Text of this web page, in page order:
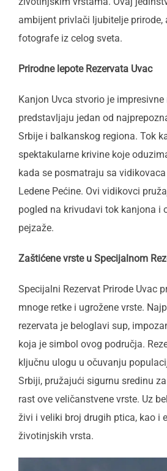
ambijent privlači ljubitelje prirode,
fotografe iz celog sveta.
Prirodne lepote Rezervata Uvac
Kanjon Uvca stvorio je impresivne
predstavljaju jedan od
Srbije i balkanskog regiona. Tok
spektakularne krivine koje
kada se posmatraju sa
Ledene Pećine. Ovi vidikovci
pogled na krivudavi tok kanjona i
pejzaže.
Zaštićene vrste u Specijalnom
Specijalni Rezervat Prirode Uvac
mnoge retke i ugrožene vrste.
rezervata je beloglavi sup,
koja je simbol ovog područja.
ključnu ulogu u očuvanju
Srbiji, pružajući sigurnu sredinu
rast ove veličanstvene vrste. Uz
živi i veliki broj drugih ptica, kao i
životinjskih vrsta.